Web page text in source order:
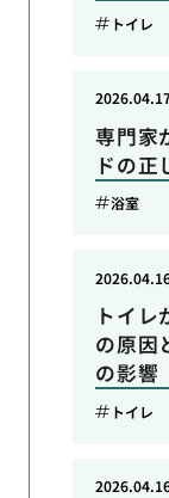
トイレ
専門家
ドの正
浴室
トイレ
の原因
の影響
トイレ